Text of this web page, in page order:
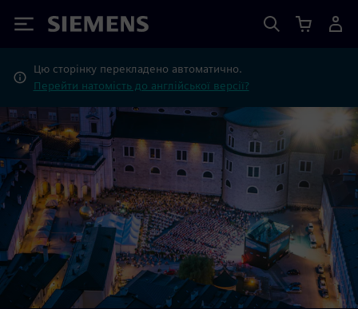
Siemens
Цю сторінку перекладено автоматично.
Перейти натомість до англійської версії?